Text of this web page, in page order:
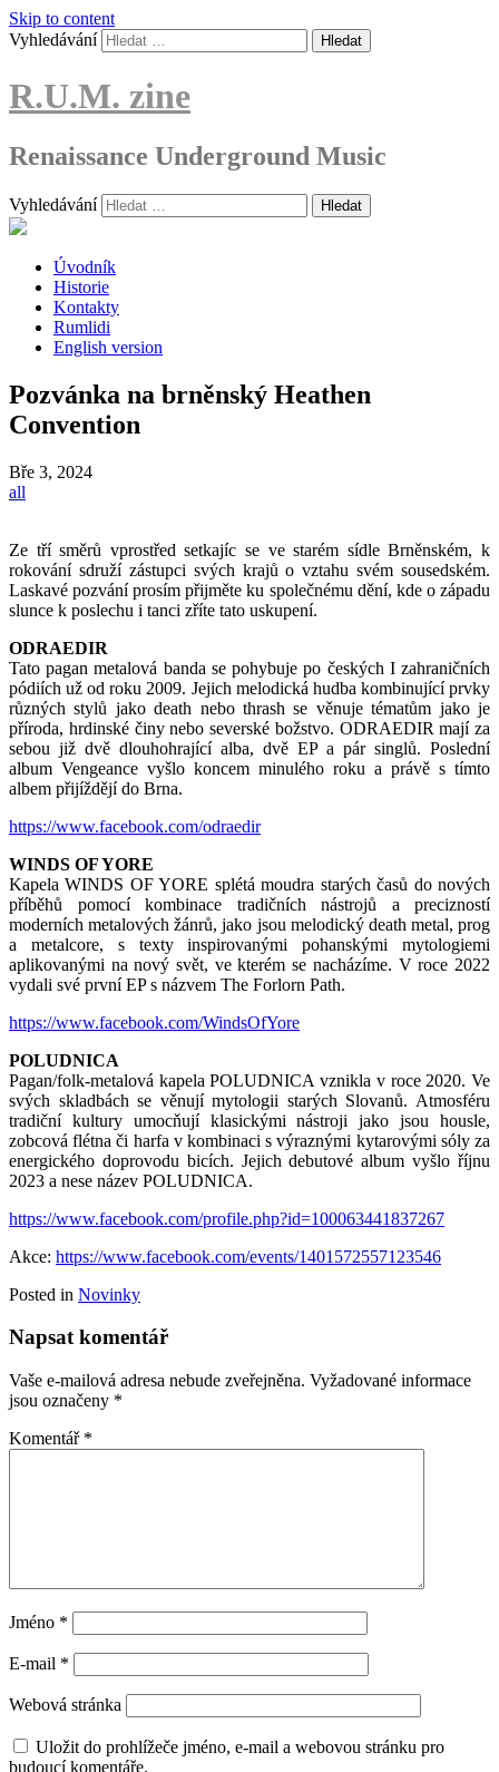
Skip to content
Vyhledávání
R.U.M. zine
Renaissance Underground Music
Vyhledávání
Úvodník
Historie
Kontakty
Rumlidi
English version
Pozvánka na brněnský Heathen
Convention
Bře 3, 2024
all
Ze tří směrů vprostřed setkajíc se ve starém sídle Brněnském, k
rokování sdruží zástupci svých krajů o vztahu svém sousedském.
Laskavé pozvání prosím přijměte ku společnému dění, kde o západu
slunce k poslechu i tanci zříte tato uskupení.
ODRAEDIR
Tato pagan metalová banda se pohybuje po českých I zahraničních
pódiích už od roku 2009. Jejich melodická hudba kombinující prvky
různých stylů jako death nebo thrash se věnuje tématům jako je
příroda, hrdinské činy nebo severské božstvo. ODRAEDIR mají za
sebou již dvě dlouhohrající alba, dvě EP a pár singlů. Poslední
album Vengeance vyšlo koncem minulého roku a právě s tímto
albem přijíždějí do Brna.
https://www.facebook.com/odraedir
WINDS OF YORE
Kapela WINDS OF YORE splétá moudra starých časů do nových
příběhů pomocí kombinace tradičních nástrojů a precizností
moderních metalových žánrů, jako jsou melodický death metal, prog
a metalcore, s texty inspirovanými pohanskými mytologiemi
aplikovanými na nový svět, ve kterém se nacházíme. V roce 2022
vydali své první EP s názvem The Forlorn Path.
https://www.facebook.com/WindsOfYore
POLUDNICA
Pagan/folk-metalová kapela POLUDNICA vznikla v roce 2020. Ve
svých skladbách se věnují mytologii starých Slovanů. Atmosféru
tradiční kultury umocňují klasickými nástroji jako jsou housle,
zobcová flétna či harfa v kombinaci s výraznými kytarovými sóly za
energického doprovodu bicích. Jejich debutové album vyšlo říjnu
2023 a nese název POLUDNICA.
https://www.facebook.com/profile.php?id=100063441837267
Akce: https://www.facebook.com/events/1401572557123546
Posted in Novinky
Napsat komentář
Vaše e-mailová adresa nebude zveřejněna. Vyžadované informace
jsou označeny *
Komentář *
Jméno *
E-mail *
Webová stránka
Uložit do prohlížeče jméno, e-mail a webovou stránku pro
budoucí komentáře.